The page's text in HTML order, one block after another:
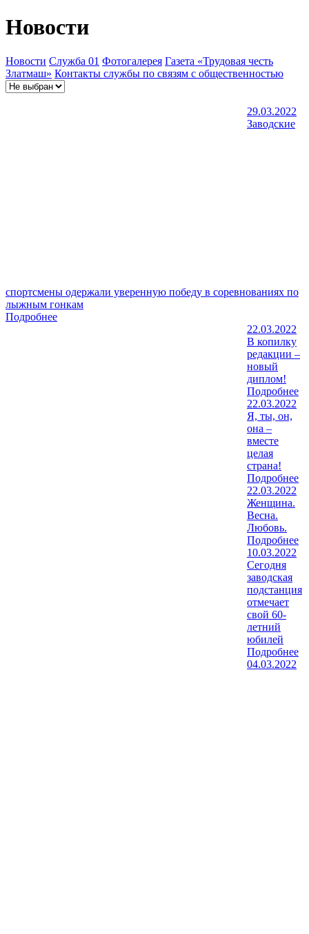
Новости
Новости Служба 01 Фотогалерея Газета «Трудовая честь
Златмаш» Контакты службы по связям с общественностью
29.03.2022
Заводские
спортсмены одержали уверенную победу в соревнованиях по
лыжным гонкам
Подробнее
22.03.2022
В копилку
редакции –
новый
диплом!
Подробнее
22.03.2022
Я, ты, он,
она –
вместе
целая
страна!
Подробнее
22.03.2022
Женщина.
Весна.
Любовь.
Подробнее
10.03.2022
Сегодня
заводская
подстанция
отмечает
свой 60-
летний
юбилей
Подробнее
04.03.2022